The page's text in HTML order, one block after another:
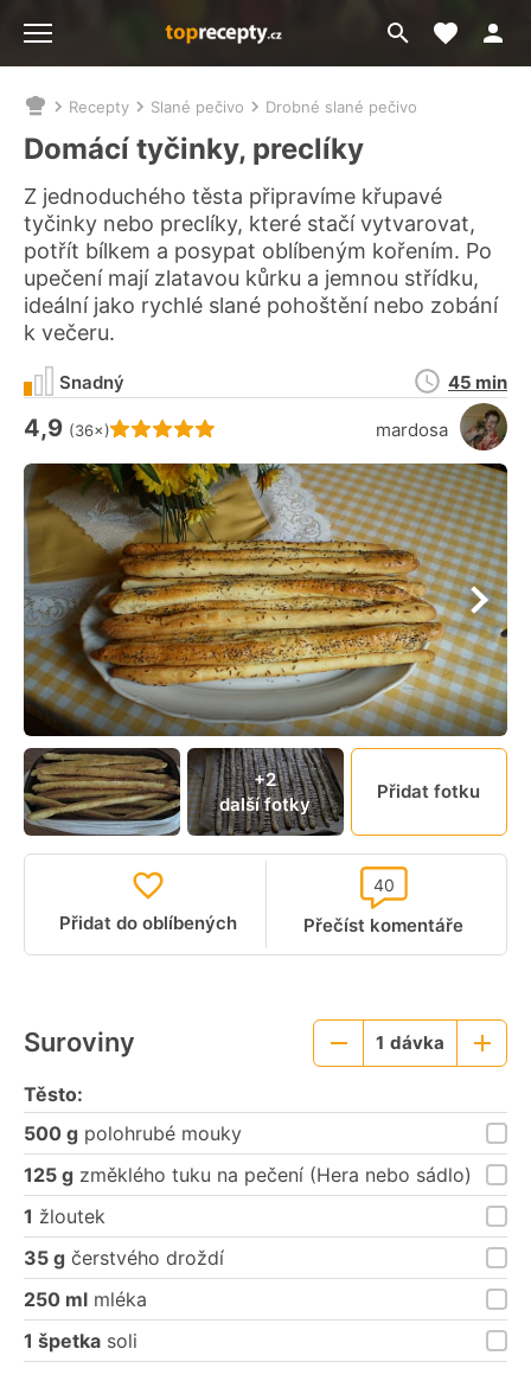
Přejít
na
Moje
Nacházíte
se
zde:
Recepty Slané pečivo Drobné slané pečivo
Domácí tyčinky, preclíky
Z jednoduchého těsta připravíme křupavé
tyčinky nebo preclíky, které stačí vytvarovat,
potřít bílkem a posypat oblíbeným kořením. Po
upečení mají zlatavou kůrku a jemnou střídku,
ideální jako rychlé slané pohoštění nebo zobání
k večeru.
Hodnocení receptu je
4,9 (36×) mardosa
Snadný
Doba
přípravy
45 min
+2
další fotky
Přidat fotku
Přidat do oblíbených Přečíst komentáře
40
Suroviny
Menší
1 dávka
Větší
Těsto:
500 g polohrubé mouky
125 g změklého tuku na pečení (Hera nebo sádlo)
1 žloutek
35 g čerstvého droždí
250 ml mléka
1 špetka soli